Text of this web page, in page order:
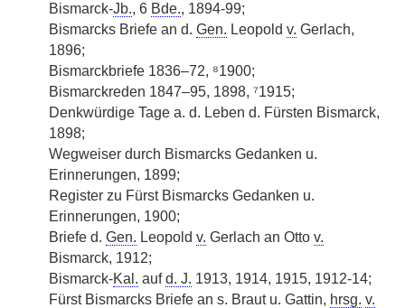
Bismarck-Jb., 6 Bde., 1894-99;
Bismarcks Briefe an d. Gen. Leopold v. Gerlach,
1896;
Bismarckbriefe 1836–72, ⁸1900;
Bismarckreden 1847–95, 1898, ⁷1915;
Denkwürdige Tage a. d. Leben d. Fürsten Bismarck,
1898;
Wegweiser durch Bismarcks Gedanken u.
Erinnerungen, 1899;
Register zu Fürst Bismarcks Gedanken u.
Erinnerungen, 1900;
Briefe d. Gen. Leopold v. Gerlach an Otto v.
Bismarck, 1912;
Bismarck-Kal. aufd. J. 1913, 1914, 1915, 1912-14;
Fürst Bismarcks Briefe an s. Braut u. Gattin, hrsg. v.